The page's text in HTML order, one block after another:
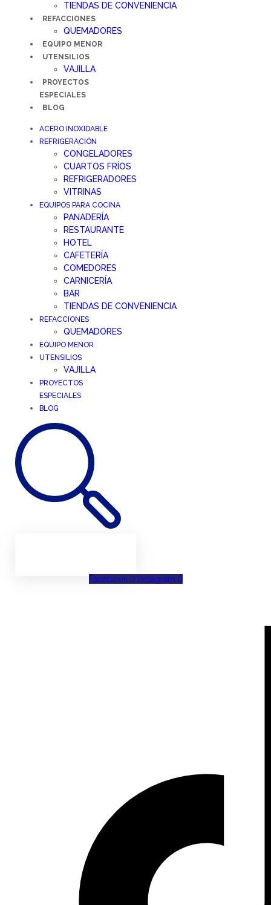
TIENDAS DE CONVENIENCIA
REFACCIONES
QUEMADORES
EQUIPO MENOR
UTENSILIOS
VAJILLA
PROYECTOS
ESPECIALES
BLOG
ACERO INOXIDABLE
REFRIGERACIÓN
CONGELADORES
CUARTOS FRÍOS
REFRIGERADORES
VITRINAS
EQUIPOS PARA COCINA
PANADERÍA
RESTAURANTE
HOTEL
CAFETERÍA
COMEDORES
CARNICERÍA
BAR
TIENDAS DE CONVENIENCIA
REFACCIONES
QUEMADORES
EQUIPO MENOR
UTENSILIOS
VAJILLA
PROYECTOS
ESPECIALES
BLOG
Facebook Instagram